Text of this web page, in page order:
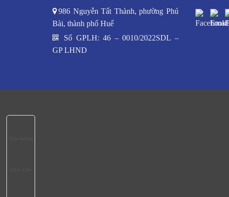
986 Nguyễn Tất Thành, phường Phú
Bài, thành phố Huế
Số GPLH: 46 – 0010/2022SDL –
GP LHND